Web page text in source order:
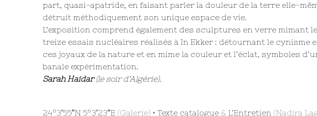
part, quasi-apatride, en faisant parler la douleur de la terre elle-
détruit méthodiquement son unique espace de vie.
L’exposition comprend également des sculptures en verre
treize essais nucléaires réalisés à In Ekker : détournant le cynisme
ces joyaux de la nature et en mime la couleur et l’éclat, symboles
banale expérimentation.
Sarah Haidar(le soir d’Algérie).
24°3′55″N 5°3′23″E (Galerie) • Texte catalogue & L’Entretien (Nadira